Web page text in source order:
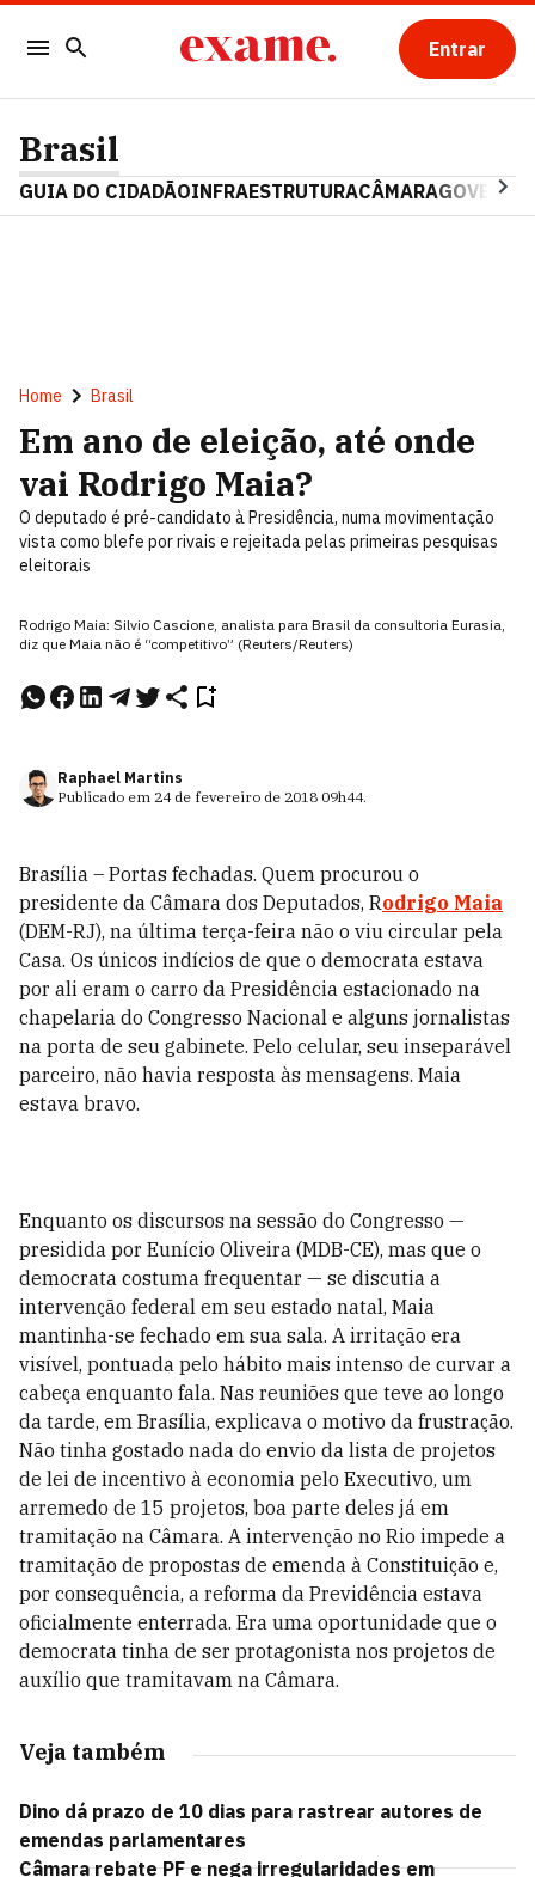
Entrar
Brasil
GUIA DO CIDADÃOINFRAESTRUTURACÂMARAGOVERNO
Home Brasil
Em ano de eleição, até onde
vai Rodrigo Maia?
O deputado é pré-candidato à Presidência, numa movimentação
vista como blefe por rivais e rejeitada pelas primeiras pesquisas
eleitorais
Rodrigo Maia: Silvio Cascione, analista para Brasil da consultoria Eurasia,
diz que Maia não é “competitivo” (Reuters/Reuters)
Raphael Martins
Publicado em 24 de fevereiro de 2018 09h44.
Brasília – Portas fechadas. Quem procurou o
presidente da Câmara dos Deputados, Rodrigo Maia
(DEM-RJ), na última terça-feira não o viu circular pela
Casa. Os únicos indícios de que o democrata estava
por ali eram o carro da Presidência estacionado na
chapelaria do Congresso Nacional e alguns jornalistas
na porta de seu gabinete. Pelo celular, seu inseparável
parceiro, não havia resposta às mensagens. Maia
estava bravo.
Enquanto os discursos na sessão do Congresso —
presidida por Eunício Oliveira (MDB-CE), mas que o
democrata costuma frequentar — se discutia a
intervenção federal em seu estado natal, Maia
mantinha-se fechado em sua sala. A irritação era
visível, pontuada pelo hábito mais intenso de curvar a
cabeça enquanto fala. Nas reuniões que teve ao longo
da tarde, em Brasília, explicava o motivo da frustração.
Não tinha gostado nada do envio da lista de projetos
de lei de incentivo à economia pelo Executivo, um
arremedo de 15 projetos, boa parte deles já em
tramitação na Câmara. A intervenção no Rio impede a
tramitação de propostas de emenda à Constituição e,
por consequência, a reforma da Previdência estava
oficialmente enterrada. Era uma oportunidade que o
democrata tinha de ser protagonista nos projetos de
auxílio que tramitavam na Câmara.
Veja também
Dino dá prazo de 10 dias para rastrear autores de
emendas parlamentares
Câmara rebate PF e nega irregularidades em